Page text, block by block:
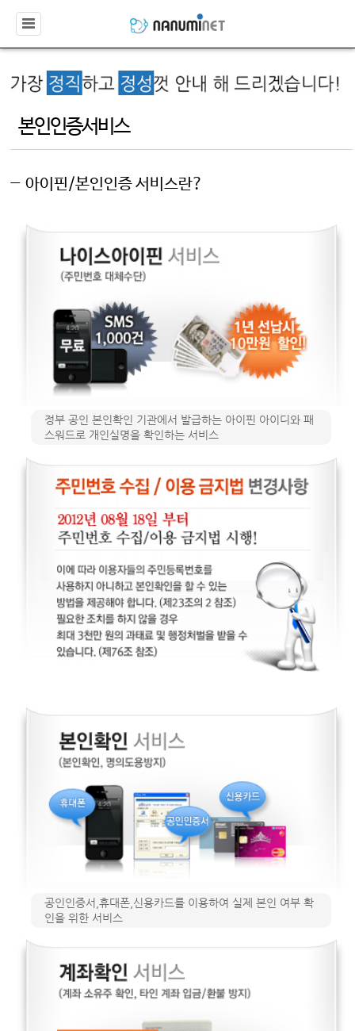
본인인증서비스
아이핀/본인인증 서비스란?
정부 공인 본인확인 기관에서 발급하는 아이핀 아이디와 패
스워드로 개인실명을 확인하는 서비스
공인인증서,휴대폰,신용카드를 이용하여 실제 본인 여부 확
인을 위한 서비스